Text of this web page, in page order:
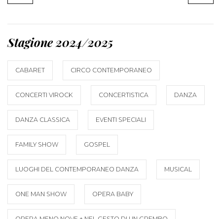
Stagione 2024/2025
CABARET CIRCO CONTEMPORANEO
CONCERTI VIROCK CONCERTISTICA DANZA
DANZA CLASSICA EVENTI SPECIALI
FAMILY SHOW GOSPEL
LUOGHI DEL CONTEMPORANEO DANZA MUSICAL
ONE MAN SHOW OPERA BABY